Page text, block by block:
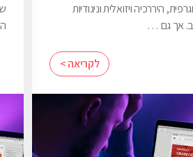
היררכיה ויזואלית וניגודיות
אך גם …
לקריאה >